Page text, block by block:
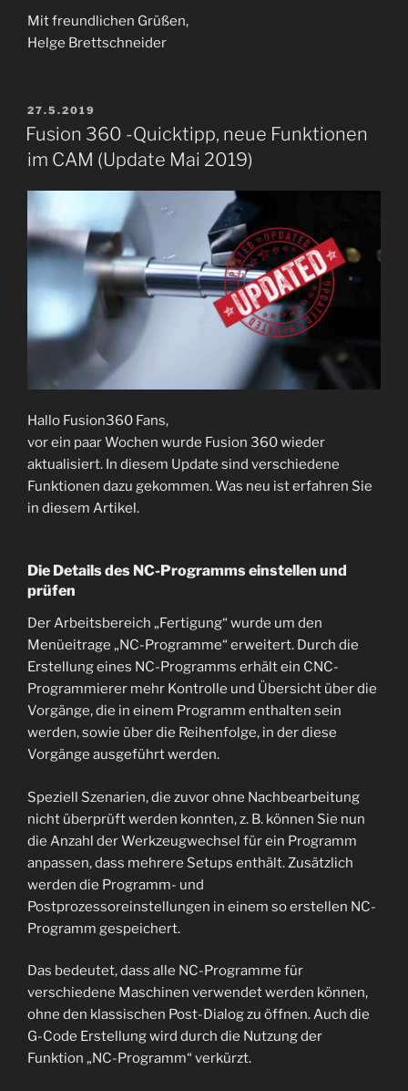
Mit freundlichen Grüßen,
Helge Brettschneider
VERÖFFENTLICHT
AM
27.5.2019
Fusion 360 -Quicktipp, neue Funktionen
im CAM (Update Mai 2019)
Hallo Fusion360 Fans,
vor ein paar Wochen wurde Fusion 360 wieder
aktualisiert. In diesem Update sind verschiedene
Funktionen dazu gekommen. Was neu ist erfahren Sie
in diesem Artikel.
Die Details des NC-Programms einstellen und
prüfen
Der Arbeitsbereich „Fertigung“ wurde um den
Menüeitrage „NC-Programme“ erweitert. Durch die
Erstellung eines NC-Programms erhält ein CNC-
Programmierer mehr Kontrolle und Übersicht über die
Vorgänge, die in einem Programm enthalten sein
werden, sowie über die Reihenfolge, in der diese
Vorgänge ausgeführt werden.
Speziell Szenarien, die zuvor ohne Nachbearbeitung
nicht überprüft werden konnten, z. B. können Sie nun
die Anzahl der Werkzeugwechsel für ein Programm
anpassen, dass mehrere Setups enthält. Zusätzlich
werden die Programm- und
Postprozessoreinstellungen in einem so erstellen NC-
Programm gespeichert.
Das bedeutet, dass alle NC-Programme für
verschiedene Maschinen verwendet werden können,
ohne den klassischen Post-Dialog zu öffnen. Auch die
G-Code Erstellung wird durch die Nutzung der
Funktion „NC-Programm“ verkürzt.